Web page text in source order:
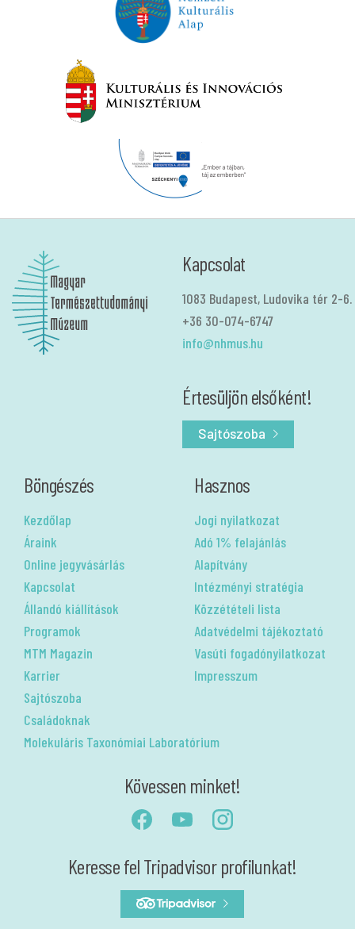
Böngészés
Kezdőlap
Áraink
Online jegyvásárlás
Kapcsolat
Állandó kiállítások
Programok
MTM Magazin
Karrier
Sajtószoba
Családoknak
Molekuláris Taxonómiai Laboratórium
Hasznos
Jogi nyilatkozat
Adó 1% felajánlás
Alapítvány
Intézményi stratégia
Közzétételi lista
Adatvédelmi tájékoztató
Vasúti fogadónyilatkozat
Impresszum
Kapcsolat
1083 Budapest, Ludovika tér 2-6.
+36 30-074-6747
info@nhmus.hu
Értesüljön elsőként!
Sajtószoba
Kövessen minket!
Keresse fel Tripadvisor profilunkat!